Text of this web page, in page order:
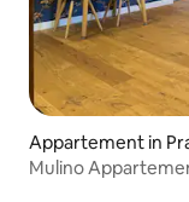
Appartement in
Mulino